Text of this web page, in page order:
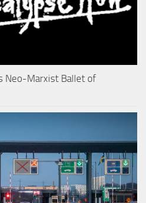
Neo-Marxist Ballet of